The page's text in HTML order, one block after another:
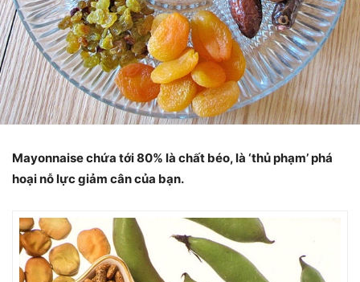
Mayonnaise chứa tới 80% là chất béo, là ‘thủ phạm’ phá
hoại nỗ lực giảm cân của bạn.